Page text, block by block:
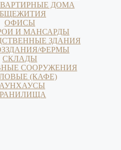
ДОМА
ОФИСЫ
И МАНСАРДЫ
ЗДАНИЯ
ФЕРМЫ
СКЛАДЫ
СООРУЖЕНИЯ
(КАФЕ)